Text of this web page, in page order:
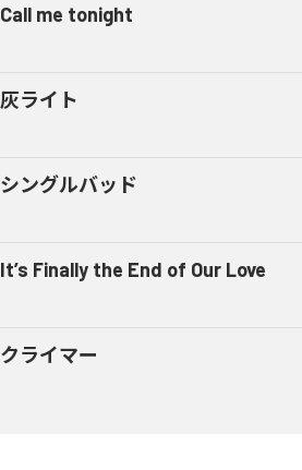
Call me tonight
灰ライト
シングルバッド
It’s Finally the End of Our Love
クライマー